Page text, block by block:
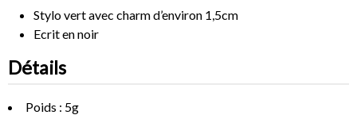
Stylo vert avec charm d’environ 1,5cm
Ecrit en noir
Détails
Poids : 5g